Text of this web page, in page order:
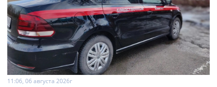
11:06, 06 августа 2026г